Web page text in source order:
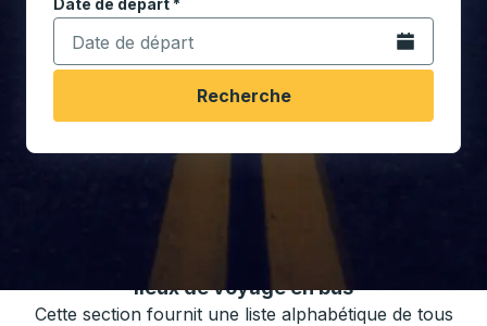
Date de départ*
Tapez la date au format date Barre oblique du mois à
Ouvrez le
Recherche
lieux de voyage en bus
Cette section fournit une liste alphabétique de tous